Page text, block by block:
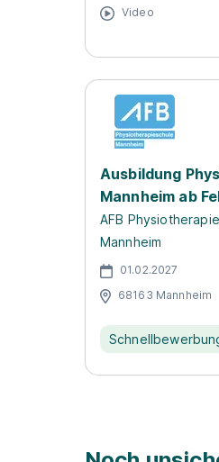
Video
Ausbildung
Mannheim ab
AFB
Mannheim
01.02.2027
68163 Mannheim